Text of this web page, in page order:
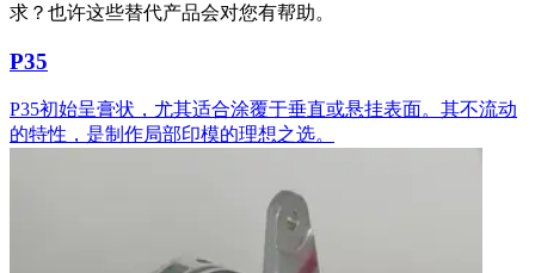
求？也许这些替代产品会对您有帮助。
P35
P35初始呈膏状，尤其适合涂覆于垂直或悬挂表面。其不流动
的特性，是制作局部印模的理想之选。